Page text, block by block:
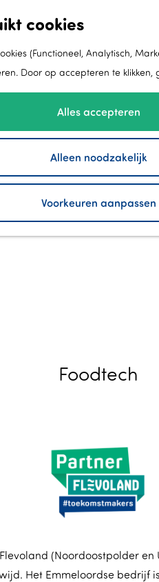
cookies
(Functioneel, Analytisch,
Door op accepteren te
Alles accepteren
Alleen noodzakelijk
Voorkeuren aanpassen
TOLSMA-
maakt toekomst in
Foodtech
(Noordoostpolder
Het Emmeloordse bedrijf